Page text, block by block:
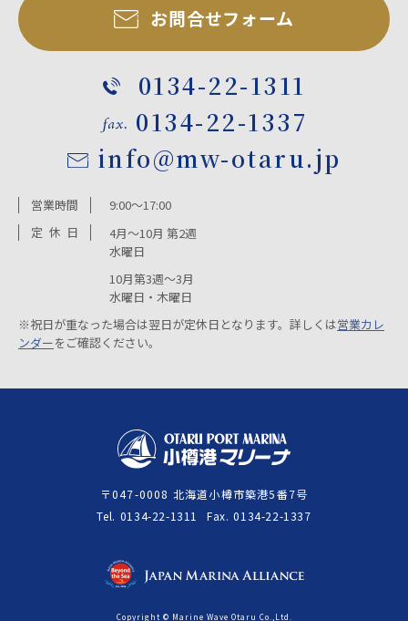
お問合せフォーム
0134-22-1311
0134-22-1337
info@mw-otaru.jp
営業時間
9:00～17:00
定 休 日
4月～10月 第2週
水曜日
10月第3週～3月
水曜日・木曜日
※祝日が重なった場合は翌日が定休日となります。詳しくは営業カレ
ンダーをご確認ください。
〒047-0008 北海道小樽市築港5番7号
Tel 0134-22-1311 Fax 0134-22-1337
Copyright © Marine Wave Otaru Co.,Ltd.